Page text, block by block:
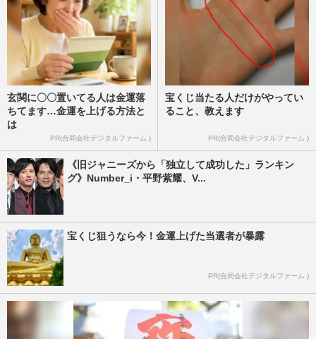
玄関に〇〇置いてる人は金運落
ちてます…金運を上げる方法と
は
PR(合同会社デジタルファーム )
宝くじ当たる人だけがやってい
ること、教えます
PR(合同会社デジタルファーム )
《旧ジャニーズから「独立して成功した」ランキン
グ》Number_i・平野紫耀、V...
宝くじ狙うなら今！金運上げた当選者が暴露
PR(合同会社デジタルファーム )